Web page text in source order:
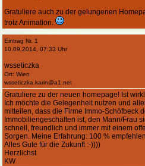
Gratuliere auch zu der gelungenen
trotz Animation.
Eintrag Nr. 1
10.09.2014, 07:33 Uhr
wsseticzka
Ort: Wien
wsseticzka.karin@a1.net
Gratuliere zu der neuen homepage! Ist
Ich möchte die Gelegenheit nutzen und
mitteilen, dass die Firme Immo-Schöfbeck
Immobiliengeschäften ist, den Mann/Frau
schnell, freundlich und immer mit einem
Sorgen. Meine Erfahrung: 100 %
Alles Gute für die Zukunft :-))))
Herzlichst
KW